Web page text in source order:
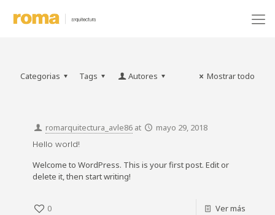
Categorias Tags Autores Mostrar todo
romarquitectura_avle86 at mayo 29, 2018
Hello world!
Welcome to WordPress. This is your first post. Edit or
delete it, then start writing!
0 Ver más